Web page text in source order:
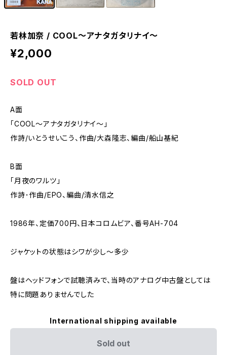
若林加奈 / COOL～アナタガタリナイ～
¥2,000
SOLD OUT
A面
「COOL～アナタガタリナイ～」
作詩/いとうせいこう、作曲/大森隆志、編曲/船山基紀
B面
「月夜のワルツ」
作詩･作曲/EPO、編曲/清水信之
1986年、定価700円、日本コロムビア、番号AH-704
ジャケットの状態はシワが少し～多少
盤はヘッドフォンで試聴済みで、当時のアナログ中古盤としては
特に問題ありませんでした
International shipping available
Sold out